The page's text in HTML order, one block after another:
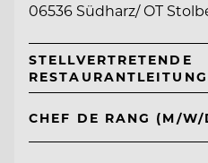
06536 Südharz/ OT
STELLVERTRETENDE
CHEF DE RANG (M/W/